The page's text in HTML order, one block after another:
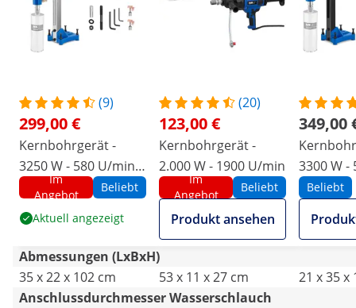
(9)
299,00 €
Kernbohrgerät -
3250 W - 580 U/min -
Bohrdurchmesser
Im
Angebot
Beliebt
Aktuell angezeigt
(20)
123,00 €
Kernbohrgerät -
2.000 W - 1900 U/min
Im
Angebot
Beliebt
Produkt ansehen
349,00
3300 W -
max.
Beliebt
Abmessungen (LxBxH)
35 x 22 x 102 cm
53 x 11 x 27 cm
21 x 35 x
Anschlussdurchmesser Wasserschlauch